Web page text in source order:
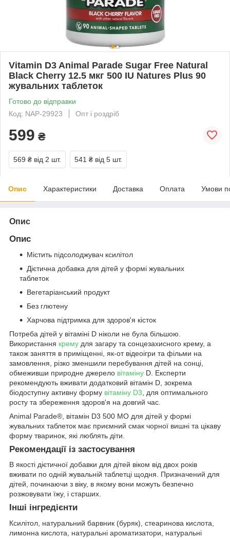
Vitamin D3 Animal Parade Sugar Free Natural
Black Cherry 12.5 мкг 500 IU Natures Plus 90
жувальних таблеток
Готово до відправки
Код: NAP-29923
Опт і роздріб
599 ₴
569 ₴ від 2 шт. 541 ₴ від 5 шт.
Опис Характеристики Доставка Оплата Умови
Опис
Опис
Містить підсолоджувач ксилітол
Дієтична добавка для дітей у формі жувальних
таблеток
Вегетаріанський продукт
Без глютену
Харчова підтримка для здоров'я кісток
Потреба дітей у вітаміні D ніколи не була більшою.
Використання крему для загару та сонцезахисного крему, а
також заняття в приміщенні, як-от відеоігри та фільми на
замовлення, різко зменшили перебування дітей на сонці,
обмеживши природне джерело вітаміну D. Експерти
рекомендують вживати додатковий вітамін D, зокрема
біодоступну активну форму вітаміну D3 , для оптимального
росту та збереження здоров'я на довгий час.
Animal Parade® , вітамін D3 500 МО для дітей у формі
жувальних таблеток має приємний смак чорної вишні та цікаву
форму тваринок, які люблять діти.
Рекомендації із застосування
В якості дієтичної добавки для дітей віком від двох років
вживати по одній жувальній таблетці щодня. Призначений для
дітей, починаючи з віку, в якому вони можуть безпечно
розжовувати їжу, і старших.
Інші інгредієнти
Ксилітол, натуральний барвник (буряк), стеаринова кислота,
лимонна кислота, натуральні ароматизатори, натуральні